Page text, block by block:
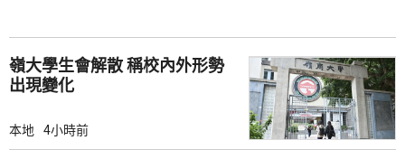
嶺大學生會解散 稱校內外形勢
出現變化
本地 4小時前